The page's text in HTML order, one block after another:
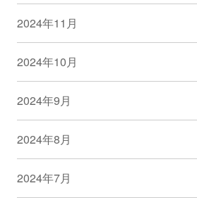
2024年11月
2024年10月
2024年9月
2024年8月
2024年7月